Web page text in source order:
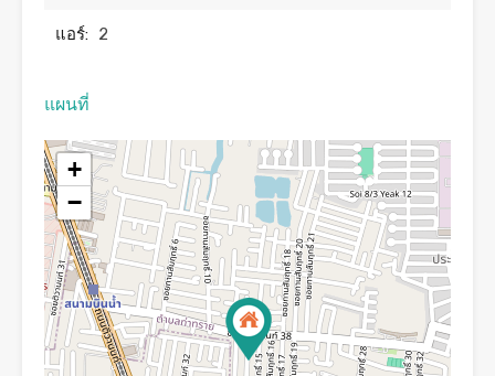
แอร์: 2
แผนที่
+
−